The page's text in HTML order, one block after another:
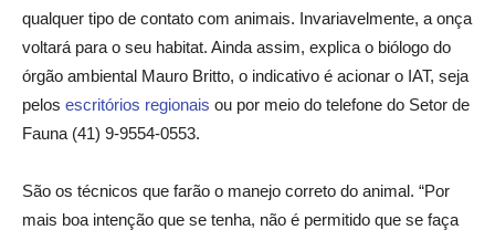
qualquer tipo de contato com animais. Invariavelmente, a onça
voltará para o seu habitat. Ainda assim, explica o biólogo do
órgão ambiental Mauro Britto, o indicativo é acionar o IAT, seja
pelos escritórios regionais ou por meio do telefone do Setor de
Fauna (41) 9-9554-0553.
São os técnicos que farão o manejo correto do animal. “Por
mais boa intenção que se tenha, não é permitido que se faça